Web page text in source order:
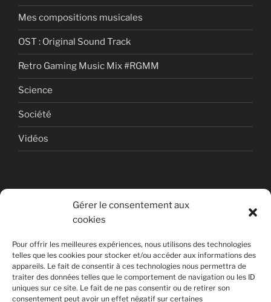
Gérer le consentement aux
cookies
Pour offrir les meilleures expériences, nous utilisons des technologies
telles que les cookies pour stocker et/ou accéder aux informations des
appareils. Le fait de consentir à ces technologies nous permettra de
traiter des données telles que le comportement de navigation ou les ID
uniques sur ce site. Le fait de ne pas consentir ou de retirer son
consentement peut avoir un effet négatif sur certaines
Mes compositions musicales
OST : Original Sound Track
Retro Gaming Music Mix #RGMM
Science
Société
Vidéos
© Copyright Quentin PETITEVILLE
France - 2008 - 2025
All Rights Reserved
Non affilié à la SACEM